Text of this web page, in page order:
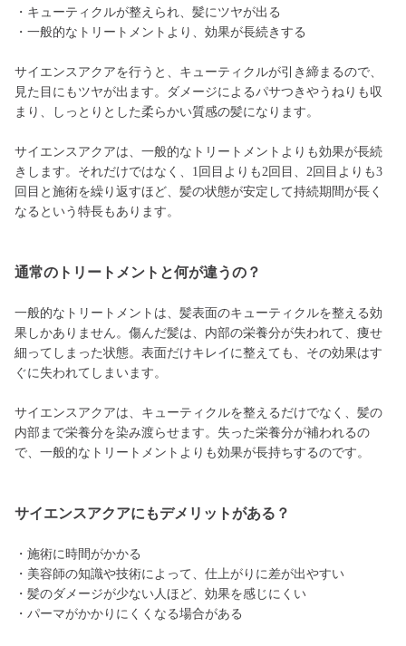
・キューティクルが整えられ、髪にツヤが出る
・一般的なトリートメントより、効果が長続きする
サイエンスアクアを行うと、キューティクルが引き締まるので、
見た目にもツヤが出ます。ダメージによるパサつきやうねりも収
まり、しっとりとした柔らかい質感の髪になります。
サイエンスアクアは、一般的なトリートメントよりも効果が長続
きします。それだけではなく、1回目よりも2回目、2回目よりも3
回目と施術を繰り返すほど、髪の状態が安定して持続期間が長く
なるという特長もあります。
通常のトリートメントと何が違うの？
一般的なトリートメントは、髪表面のキューティクルを整える効
果しかありません。傷んだ髪は、内部の栄養分が失われて、痩せ
細ってしまった状態。表面だけキレイに整えても、その効果はす
ぐに失われてしまいます。
サイエンスアクアは、キューティクルを整えるだけでなく、髪の
内部まで栄養分を染み渡らせます。失った栄養分が補われるの
で、一般的なトリートメントよりも効果が長持ちするのです。
サイエンスアクアにもデメリットがある？
・施術に時間がかかる
・美容師の知識や技術によって、仕上がりに差が出やすい
・髪のダメージが少ない人ほど、効果を感じにくい
・パーマがかかりにくくなる場合がある